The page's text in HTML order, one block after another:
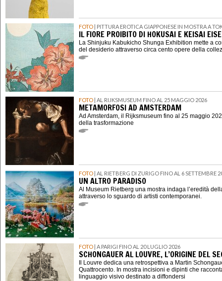
FOTO | PITTURA EROTICA GIAPPONESE IN MOSTRA A
IL FIORE PROIBITO DI HOKUSAI E KEISAI
La Shinjuku Kabukicho Shunga Exhibition mette a
del desiderio attraverso circa cento opere della
FOTO | AL RIJKSMUSEUM FINO AL 25 MAGGIO 2026
METAMORFOSI AD AMSTERDAM
Ad Amsterdam, il Rijksmuseum fino al 25 maggio
della trasformazione
FOTO | AL RIETBERG DI ZURIGO FINO AL 6 SETTEMBRE
UN ALTRO PARADISO
Al Museum Rietberg una mostra indaga l’eredità
attraverso lo sguardo di artisti contemporanei.
FOTO | A PARIGI FINO AL 20 LUGLIO 2026
SCHONGAUER AL LOUVRE, L’ORIGINE DEL
Il Louvre dedica una retrospettiva a Martin
Quattrocento. In mostra incisioni e dipinti che
linguaggio visivo destinato a diffondersi